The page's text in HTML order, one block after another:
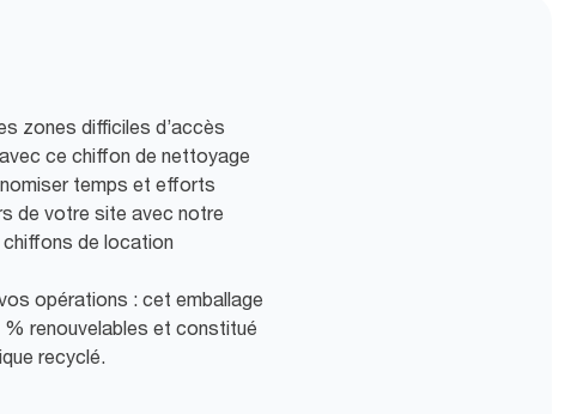
zones difficiles d’accès
ce chiffon de nettoyage
temps et efforts
de votre site avec notre
chiffons de location
opérations : cet emballage
renouvelables et constitué
recyclé.